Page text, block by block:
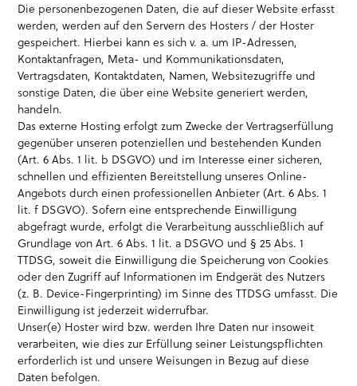
Die personenbezogenen Daten, die auf dieser Website erfasst
werden, werden auf den Servern des Hosters / der Hoster
gespeichert. Hierbei kann es sich v. a. um IP-Adressen,
Kontaktanfragen, Meta- und Kommunikationsdaten,
Vertragsdaten, Kontaktdaten, Namen, Websitezugriffe und
sonstige Daten, die über eine Website generiert werden,
handeln.
Das externe Hosting erfolgt zum Zwecke der Vertragserfüllung
gegenüber unseren potenziellen und bestehenden Kunden
(Art. 6 Abs. 1 lit. b DSGVO) und im Interesse einer sicheren,
schnellen und effizienten Bereitstellung unseres Online-
Angebots durch einen professionellen Anbieter (Art. 6 Abs. 1
lit. f DSGVO). Sofern eine entsprechende Einwilligung
abgefragt wurde, erfolgt die Verarbeitung ausschließlich auf
Grundlage von Art. 6 Abs. 1 lit. a DSGVO und § 25 Abs. 1
TTDSG, soweit die Einwilligung die Speicherung von Cookies
oder den Zugriff auf Informationen im Endgerät des Nutzers
(z. B. Device-Fingerprinting) im Sinne des TTDSG umfasst. Die
Einwilligung ist jederzeit widerrufbar.
Unser(e) Hoster wird bzw. werden Ihre Daten nur insoweit
verarbeiten, wie dies zur Erfüllung seiner Leistungspflichten
erforderlich ist und unsere Weisungen in Bezug auf diese
Daten befolgen.